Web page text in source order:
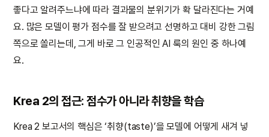
좋다고 알려주느냐에 따라 결과물의 분위기가 확 달라진다는 거예
요. 많은 모델이 평가 점수를 잘 받으려고 선명하고 대비 강한 그림
쪽으로 쏠리는데, 그게 바로 그 인공적인 AI 룩의 원인 중 하나예
요.
Krea 2의 접근: 점수가 아니라 취향을 학습
Krea 2 보고서의 핵심은 ‘취향(taste)’을 모델에 어떻게 새겨 넣